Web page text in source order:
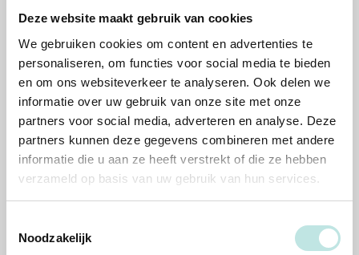
Deze website maakt gebruik van cookies
We gebruiken cookies om content en advertenties te
personaliseren, om functies voor social media te bieden
en om ons websiteverkeer te analyseren. Ook delen we
informatie over uw gebruik van onze site met onze
partners voor social media, adverteren en analyse. Deze
partners kunnen deze gegevens combineren met andere
informatie die u aan ze heeft verstrekt of die ze hebben
verzameld op basis van uw gebruik van hun services.
Noodzakelijk
Beschikbaarheid
Beschikbaar
Toon planning
Inschrijven
Docenten, trainers en teamleden staan voor je klaar.